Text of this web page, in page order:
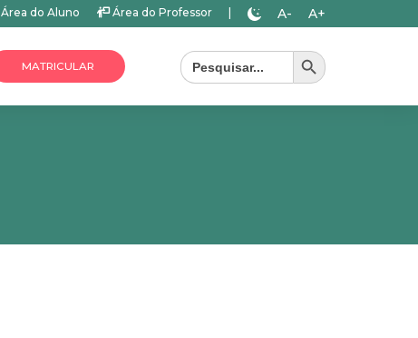
Área do Aluno Área do Professor A- A+
MATRICULAR
Search
for:
Search Button